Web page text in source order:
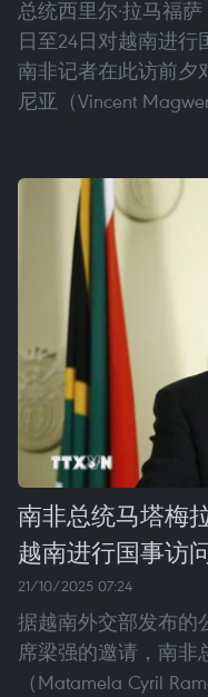
总统西里尔·拉马福萨
日至24日对越南进
南非记者在此访前夕
尼亚（Vincent
南非总统马塔梅
越南进行国事访
21/10/2025 07:24
据越南外交部发布的
席梁强的邀请，南非
（Matamela Cyril